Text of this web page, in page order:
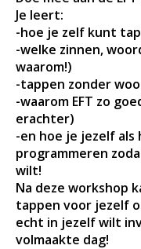
Je leert:
-hoe je zelf kunt
-welke zinnen,
waarom!)
-tappen zonder
-waarom EFT zo
erachter)
-en hoe je jezelf
programmeren
wilt!
Na deze workshop
tappen voor jezelf
echt in jezelf wilt
volmaakte dag!